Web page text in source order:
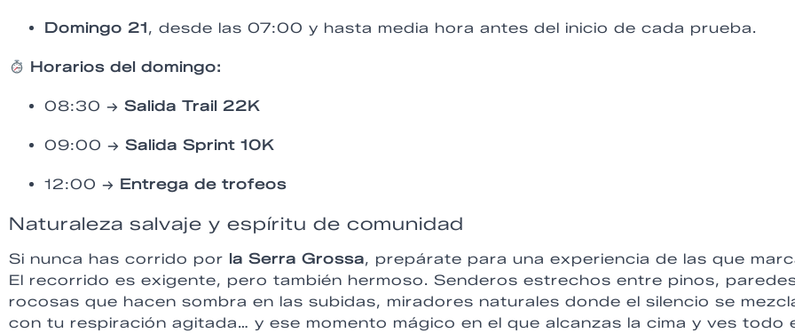
Domingo 21, desde las 07:00 y hasta media hora antes del inicio de cada prueba.
Horarios del domingo:
08:30 → Salida Trail 22K
09:00 → Salida Sprint 10K
12:00 → Entrega de trofeos
Naturaleza salvaje y espíritu de comunidad
Si nunca has corrido por la Serra Grossa, prepárate para una experiencia de las que
El recorrido es exigente, pero también hermoso. Senderos estrechos entre pinos,
rocosas que hacen sombra en las subidas, miradores naturales donde el silencio se
con tu respiración agitada… y ese momento mágico en el que alcanzas la cima y ves todo